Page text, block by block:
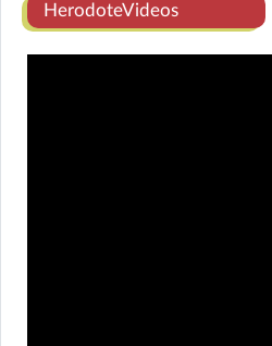
HerodoteVideos